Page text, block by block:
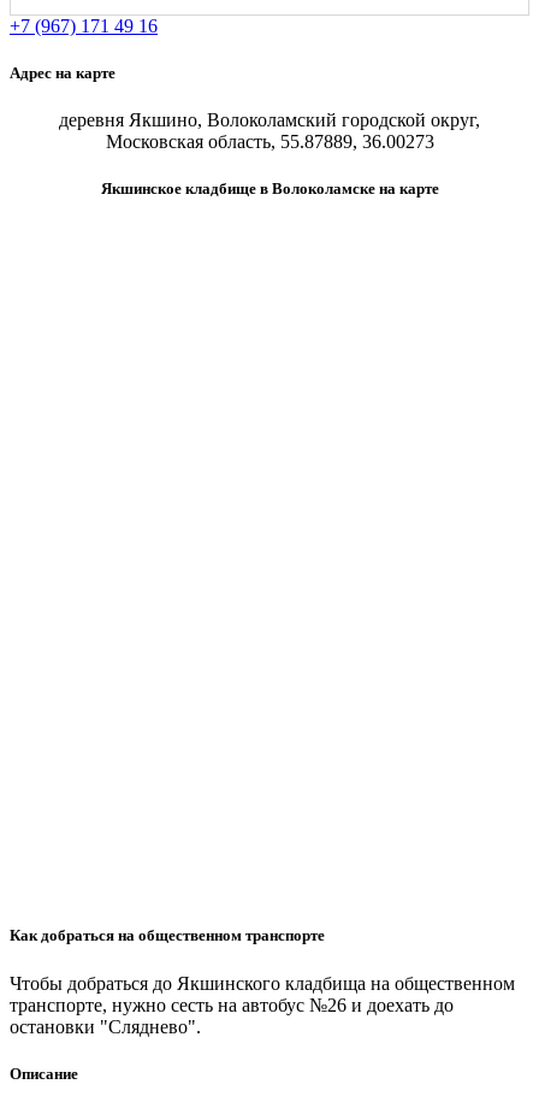
+7 (967) 171 49 16
Адрес на карте
деревня Якшино, Волоколамский городской округ,
Московская область, 55.87889, 36.00273
Якшинское кладбище в Волоколамске на карте
Как добраться на общественном транспорте
Чтобы добраться до Якшинского кладбища на общественном
транспорте, нужно сесть на автобус №26 и доехать до
остановки "Сляднево".
Описание